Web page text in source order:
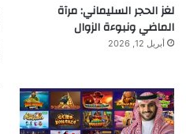
لغز الحجر السليماني: مرآة
الماضي ونبوءة الزوال
أبريل 12, 2026